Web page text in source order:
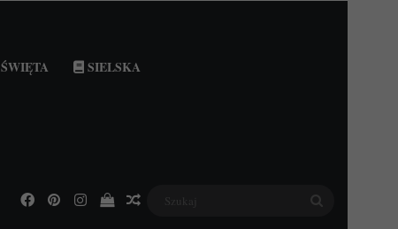
ŚWIĘTA SIELSKA
Facebook
PinterestInstagramPodejrzyj swój koszyk
Losowy wpis